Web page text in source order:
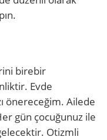
birebir
Evde
önereceğim. Ailede
gün çocuğunuz ile
Otizmli